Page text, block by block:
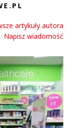
artykuły autora
Napisz wiadomość